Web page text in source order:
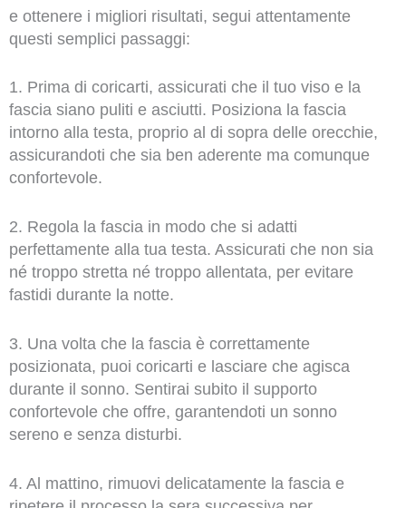
e ottenere i migliori risultati, segui attentamente
questi semplici passaggi:
1. Prima di coricarti, assicurati che il tuo viso e la
fascia siano puliti e asciutti. Posiziona la fascia
intorno alla testa, proprio al di sopra delle orecchie,
assicurandoti che sia ben aderente ma comunque
confortevole.
2. Regola la fascia in modo che si adatti
perfettamente alla tua testa. Assicurati che non sia
né troppo stretta né troppo allentata, per evitare
fastidi durante la notte.
3. Una volta che la fascia è correttamente
posizionata, puoi coricarti e lasciare che agisca
durante il sonno. Sentirai subito il supporto
confortevole che offre, garantendoti un sonno
sereno e senza disturbi.
4. Al mattino, rimuovi delicatamente la fascia e